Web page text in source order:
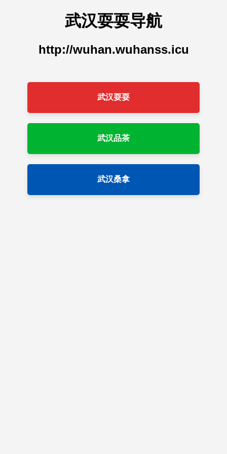
武汉耍耍导航
http://wuhan.wuhanss.icu
武汉耍耍
武汉品茶
武汉桑拿